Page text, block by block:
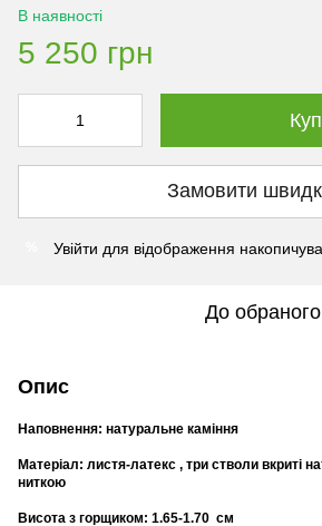
В наявності
5 250 грн
Замовити
Увійти для відображення
До обраного
Опис
Наповнення: натуральне каміння
Матеріал: листя-латекс , три стволи вкриті
ниткою
Висота з горщиком: 1.65-1.70 см